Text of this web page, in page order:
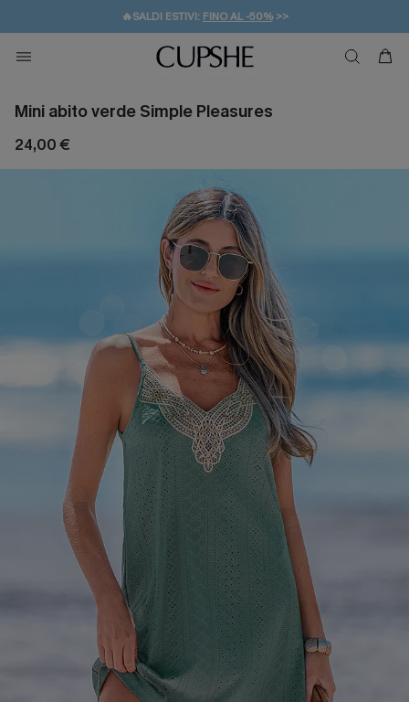
🔥SALDI ESTIVI: FINO AL -50%>>
🚚SPEDIZIONE GRATUITA DA 49€
💌REGALO PER I NUOVI: 20% DI SCONTO*
Mini abito verde Simple Pleasures
24,00 €